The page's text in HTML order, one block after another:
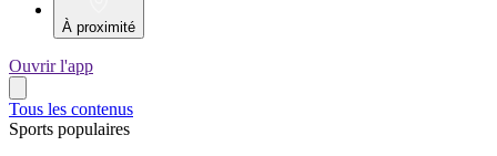
À proximité
Ouvrir l'app
Tous les contenus
Sports populaires